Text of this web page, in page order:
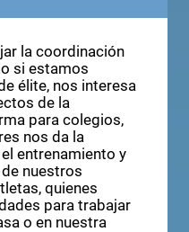
la coordinación
si estamos
élite, nos interesa
de la
para colegios,
nos da la
entrenamiento y
nuestros
quienes
para trabajar
o en nuestra